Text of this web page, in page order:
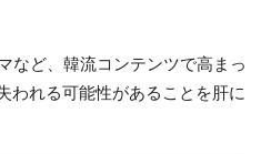
など、韓流コンテンツで高まっ
われる可能性があることを肝に